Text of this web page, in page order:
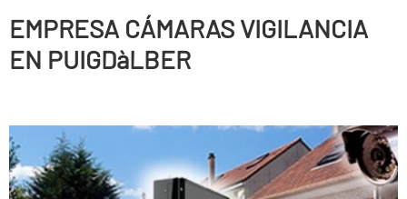
EMPRESA CÁMARAS VIGILANCIA
EN PUIGDàLBER